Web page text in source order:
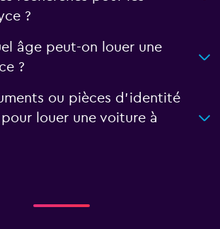
?
âge peut-on louer une
?
ou pièces d'identité
louer une voiture à